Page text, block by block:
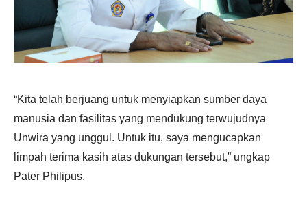
“Kita telah berjuang untuk menyiapkan sumber daya
manusia dan fasilitas yang mendukung terwujudnya
Unwira yang unggul. Untuk itu, saya mengucapkan
limpah terima kasih atas dukungan tersebut,” ungkap
Pater Philipus.